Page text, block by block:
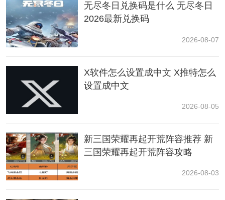
这里以N卡为例按ALT+Z键打开GEFORCE
EXPERIENCE界面，点击右侧的性能：
界面打开后点击齿轮设置按钮：
无尽冬日兑换码是什么 无尽冬日
2026最新兑换码
2026-08-07
X软件怎么设置成中文 X推特怎么
设置成中文
2026-08-05
新三国荣耀再起开荒阵容推荐 新
三国荣耀再起开荒阵容攻略
2026-08-03